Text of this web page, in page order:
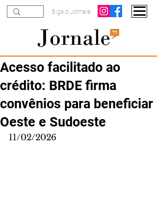
Siga o Jornale
Acesso facilitado ao
crédito: BRDE firma
convênios para beneficiar
Oeste e Sudoeste
11/02/2026